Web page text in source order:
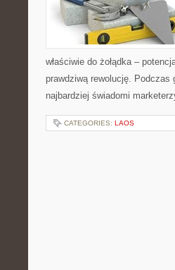
właściwie do żołądka –
prawdziwą rewolucję.
najbardziej świadomi
CATEGORIES: LAOS